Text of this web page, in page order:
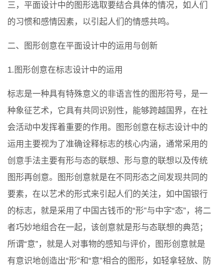
三，平面设计中的图形选取要结合具体的情况，如人们
的习惯和感情因素，以引起人们的情感共鸣。
二、图形创意在平面设计中的运用与创新
1.图形创意在标志设计中的运用
标志是一种具有特殊意义的非语言性的图形符号，是一
种象征艺术，它具有共同识别性，能够跨越国界，在社
会活动中发挥着重要的作用。图形创意在标志设计中的
运用主要视为了准确诠释标志的核心内涵，通常采用的
创意手法主要有形与态的联想、形与意的联想以及传统
图形再创意。图形创意就是在不同形态之间发现共同的
要素，在以艺术的形式来引起人们的关注，如中国银行
的标志，就是采用了中国古钱币的“形”与中字“态”，将二
者巧妙地组合在一起，该创意就是形与态联想的典范；
所谓“意”，就是人对事物的感知与评价，图形创意就是
有意识地创造出“形”和“意”相合的图形，如轻拿轻放、防